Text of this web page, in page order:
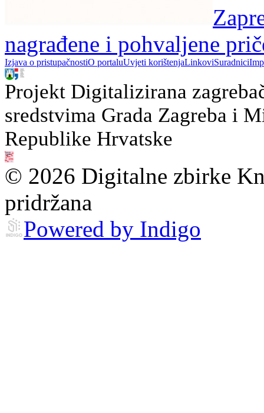
nagrađene i pohvaljene
Izjava o pristupačnostiO portaluUvjeti korištenjaLinkoviSuradnici
Projekt Digitalizirana
sredstvima Grada Zagreba i
Republike Hrvatske
© 2026 Digitalne zbirke
pridržana
Powered by Indigo